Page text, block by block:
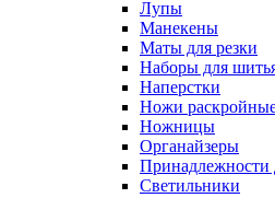
Лупы
Манекены
Маты для резки
Наборы для
Наперстки
Ножи
Ножницы
Органайзеры
Принадлежности
Светильники